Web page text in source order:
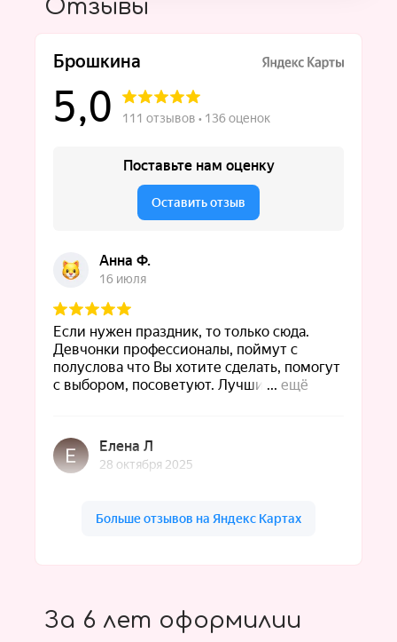
Отзывы
За 6 лет оформилии